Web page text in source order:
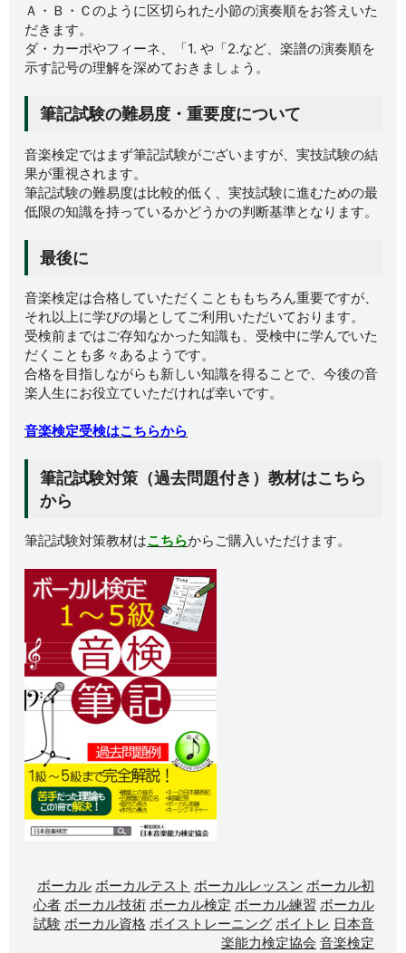
Ａ・Ｂ・Ｃのように区切られた小節の演奏順をお答えいた
だきます。
ダ・カーポやフィーネ、「1. や「2.など、楽譜の演奏順を
示す記号の理解を深めておきましょう。
筆記試験の難易度・重要度について
音楽検定ではまず筆記試験がございますが、実技試験の結
果が重視されます。
筆記試験の難易度は比較的低く、実技試験に進むための最
低限の知識を持っているかどうかの判断基準となります。
最後に
音楽検定は合格していただくことももちろん重要ですが、
それ以上に学びの場としてご利用いただいております。
受検前まではご存知なかった知識も、受検中に学んでいた
だくことも多々あるようです。
合格を目指しながらも新しい知識を得ることで、今後の音
楽人生にお役立ていただければ幸いです。
音楽検定受検はこちらから
筆記試験対策（過去問題付き）教材はこちら
から
筆記試験対策教材はこちらからご購入いただけます。
ボーカル ボーカルテスト ボーカルレッスン ボーカル初
心者 ボーカル技術 ボーカル検定 ボーカル練習 ボーカル
試験 ボーカル資格 ボイストレーニング ボイトレ 日本音
楽能力検定協会 音楽検定